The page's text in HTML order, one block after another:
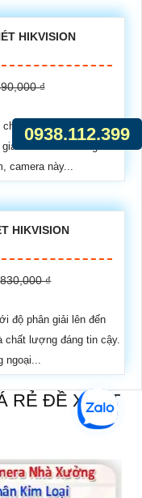
HIKVISION
₫
chất lượng sắc nét lên
rẻ. Với khả năng
camera này...
HIKVISION
830,000 ₫
độ phân giải lên đến
chất lượng đáng tin cậy.
ngoại...
RẺ ĐỀ XUẤT
0938.112.399